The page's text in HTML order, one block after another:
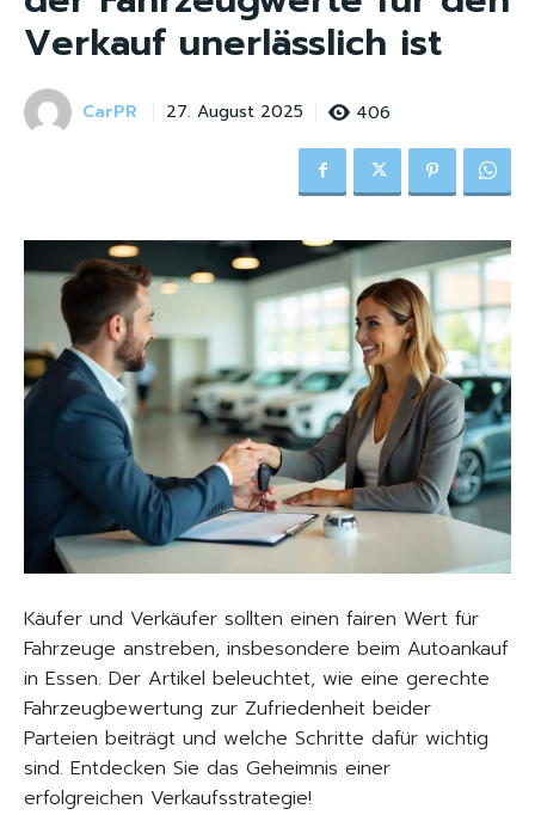
Verkauf unerlässlich ist
CarPR 27. August 2025 406
Käufer und Verkäufer sollten einen fairen Wert für
Fahrzeuge anstreben, insbesondere beim Autoankauf
in Essen. Der Artikel beleuchtet, wie eine gerechte
Fahrzeugbewertung zur Zufriedenheit beider
Parteien beiträgt und welche Schritte dafür wichtig
sind. Entdecken Sie das Geheimnis einer
erfolgreichen Verkaufsstrategie!